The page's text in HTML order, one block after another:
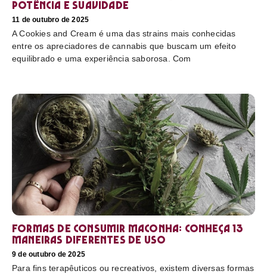
potência e suavidade
11 de outubro de 2025
A Cookies and Cream é uma das strains mais conhecidas
entre os apreciadores de cannabis que buscam um efeito
equilibrado e uma experiência saborosa. Com
Formas de consumir maconha: conheça 13
maneiras diferentes de uso
9 de outubro de 2025
Para fins terapêuticos ou recreativos, existem diversas formas